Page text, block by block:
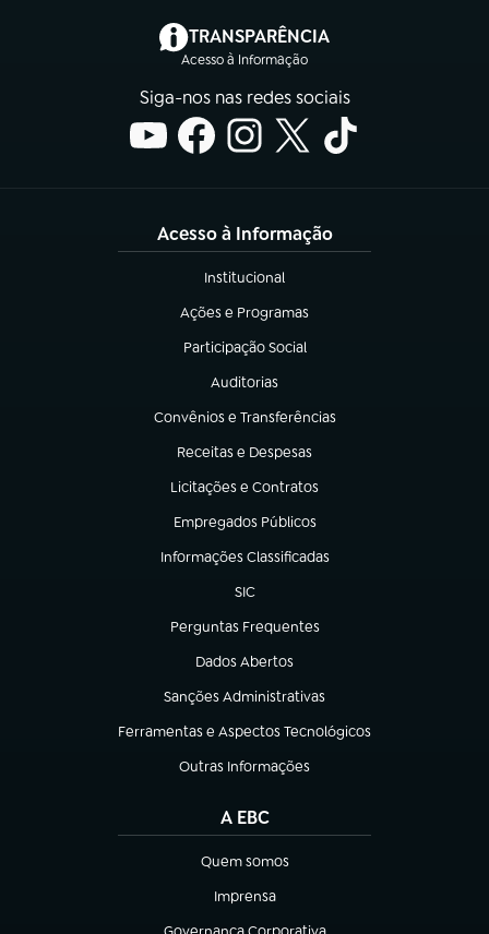
TRANSPARÊNCIA
Acesso à Informação
(abre em nova aba)
Siga-nos nas redes sociais
Acesso à Informação
Institucional
(abre em nova aba)
Ações e Programas
(abre em nova aba)
Participação Social
(abre em nova aba)
Auditorias
(abre em nova aba)
Convênios e Transferências
(abre em nova aba)
Receitas e Despesas
(abre em nova aba)
Licitações e Contratos
(abre em nova aba)
Empregados Públicos
(abre em nova aba)
Informações Classificadas
(abre em nova aba)
SIC
(abre em nova aba)
Perguntas Frequentes
(abre em nova aba)
Dados Abertos
(abre em nova aba)
Sanções Administrativas
(abre em nova aba)
Ferramentas e Aspectos Tecnológicos
(abre em nova aba)
Outras Informações
(abre em nova aba)
A EBC
Quem somos
(abre em nova aba)
Imprensa
(abre em nova aba)